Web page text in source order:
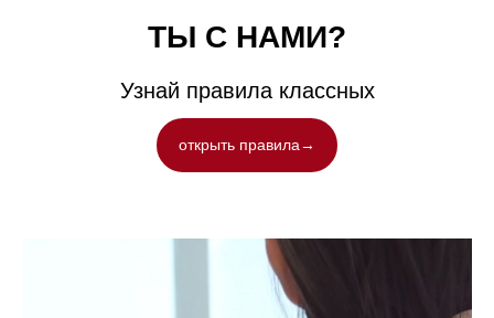
ТЫ С НАМИ?
Узнай правила классных
открыть правила→